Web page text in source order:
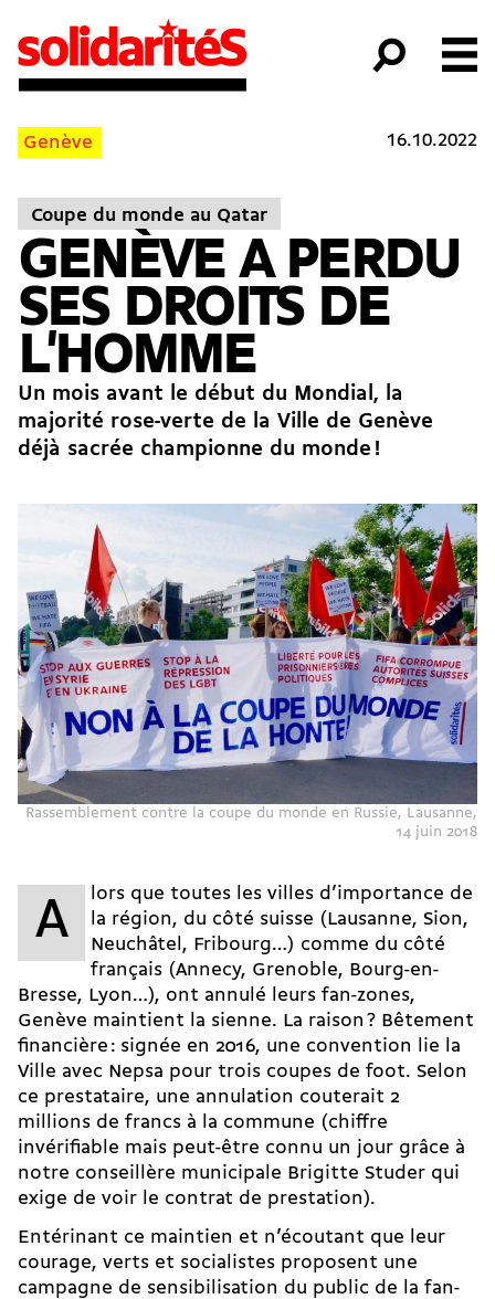
Genève 16.10.2022
Coupe du monde au Qatar
GENÈVE A PERDU
SES DROITS DE
L'HOMME
Un mois avant le début du Mondial, la
majorité rose-verte de la Ville de Genève
déjà sacrée championne du monde !
Rassemblement contre la coupe du monde en Russie, Lausanne,
14 juin 2018
A
lors que toutes les villes d’importance de
la région, du côté suisse (Lausanne, Sion,
Neuchâtel, Fribourg…) comme du côté
français (Annecy, Grenoble, Bourg-en-
Bresse, Lyon…), ont annulé leurs fan-zones,
Genève maintient la sienne. La raison ? Bêtement
financière : signée en 2016, une convention lie la
Ville avec Nepsa pour trois coupes de foot. Selon
ce prestataire, une annulation couterait 2
millions de francs à la commune (chiffre
invérifiable mais peut-être connu un jour grâce à
notre conseillère municipale Brigitte Studer qui
exige de voir le contrat de prestation).
Entérinant ce maintien et n’écoutant que leur
courage, verts et socialistes proposent une
campagne de sensibilisation du public de la fan-